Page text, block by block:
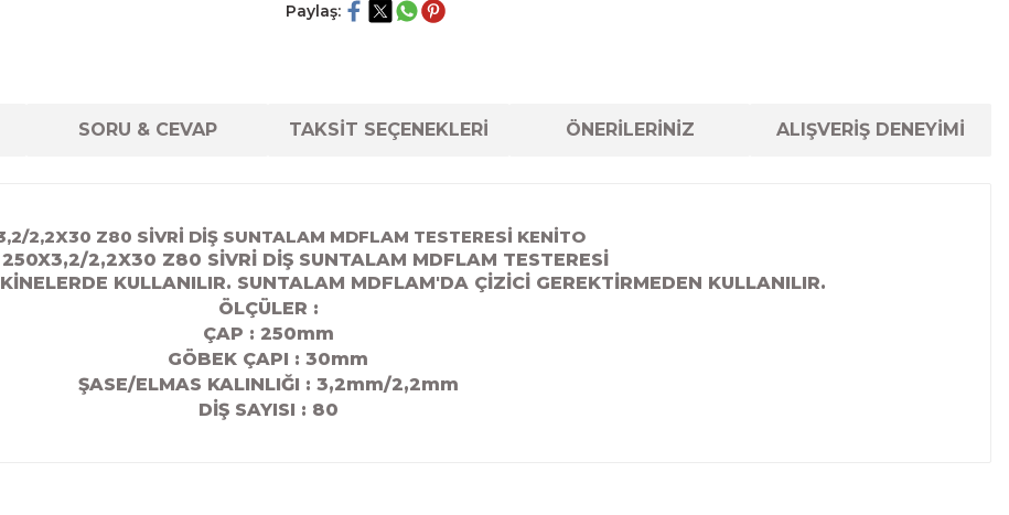
Paylaş:
SORU & CEVAP TAKSİT SEÇENEKLERİ ÖNERİLERİNİZ ALIŞVERİŞ DENEYİMİ
2,2X30 Z80 SİVRİ DİŞ SUNTALAM MDFLAM TESTERESİ KENİTO
2,2X30 Z80 SİVRİ DİŞ SUNTALAM MDFLAM TESTERESİ
KULLANILIR. SUNTALAM MDFLAM'DA ÇİZİCİ GEREKTİRMEDEN KULLANILIR.
ÖLÇÜLER :
ÇAP : 250mm
GÖBEK ÇAPI : 30mm
ŞASE/ELMAS KALINLIĞI : 3,2mm/2,2mm
DİŞ SAYISI : 80